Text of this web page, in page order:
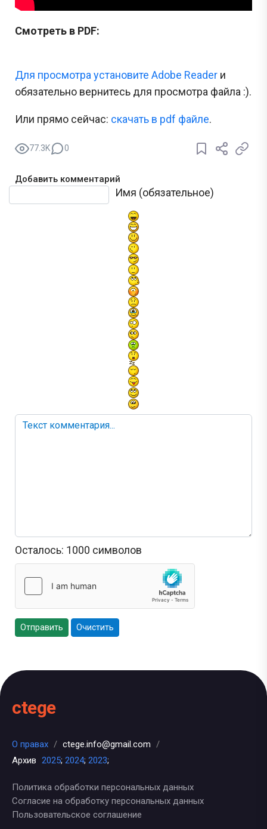
Смотреть в PDF:
Для просмотра установите Adobe Reader и
обязательно вернитесь для просмотра файла :).
Или прямо сейчас: cкачать в pdf файле.
77.3K 0
Добавить комментарий
Имя (обязательное)
Текст комментария
Осталось: 1000 символов
Отправить Очистить
ctege
О правах / ctege.info@gmail.com /
Архив 2025; 2024; 2023;
Политика обработки персональных данных
Согласие на обработку персональных данных
Пользовательское соглашение